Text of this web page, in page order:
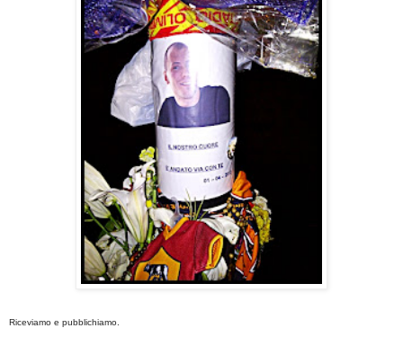
Riceviamo e pubblichiamo.